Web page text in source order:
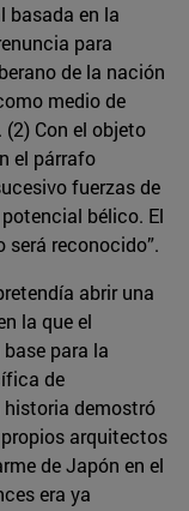
basada en la
para
de la nación
medio de
Con el objeto
el párrafo
fuerzas de
bélico. El
será reconocido”.
abrir una
la que el
para la
de
historia demostró
arquitectos
de Japón en el
era ya